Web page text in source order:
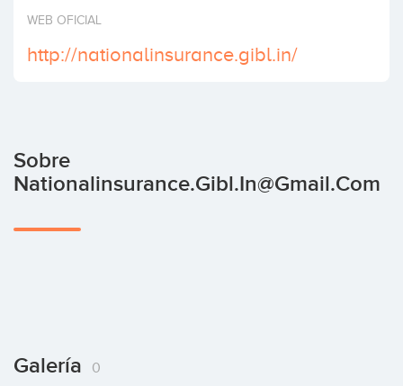
Invertir
WEB OFICIAL
http://nationalinsurance.gibl.in/
Sobre
Nationalinsurance.gibl.in@gmail.com
Galería 0